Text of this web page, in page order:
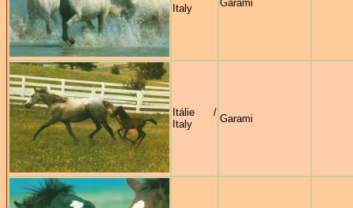
Italy
Garami
Itálie /
Italy
Garami